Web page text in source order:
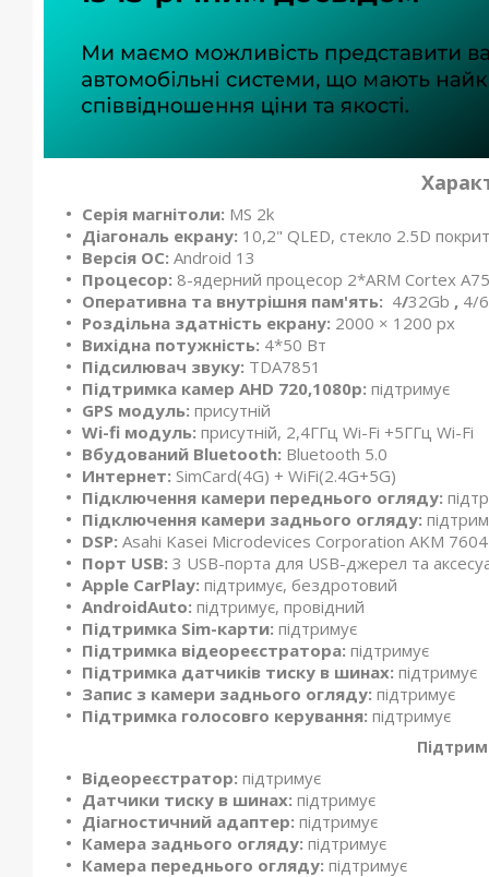
Серія магнітоли: MS 2k
Діагональ екрану: 10,2" QLED, стекло 2.5D
Версія ОС: Android 13
Процесор: 8-ядерний процесор 2*ARM Cortex
Оперативна та внутрішня пам'ять: 4/32Gb , 4/
Роздільна здатність екрану: 2000 × 1200 px
Вихідна потужність: 4*50 Вт
Підсилювач звуку: TDA7851
Підтримка камер AHD 720,1080р: підтримує
GPS модуль: присутній
Wi-fi модуль: присутній, 2,4ГГц Wi-Fi +5ГГц Wi-Fi
Вбудований Bluetooth: Bluetooth 5.0
Интернет: SimCard(4G) + WiFi(2.4G+5G)
Підключення камери переднього огляду:
Підключення камери заднього огляду:
DSP: Asahi Kasei Microdevices Corporation AKM 7604
Порт USB: 3 USB-порта для USB-джерел та
Apple CarPlay: підтримує, бездротовий
AndroidAuto: підтримує, провідний
Підтримка Sim-карти: підтримує
Підтримка відеореєстратора: підтримує
Підтримка датчиків тиску в шинах: підтримує
Запис з камери заднього огляду: підтримує
Підтримка голосовго керування: підтримує
Відеореєстратор: підтримує
Датчики тиску в шинах: підтримує
Діагностичний адаптер: підтримує
Камера заднього огляду: підтримує
Камера переднього огляду: підтримує